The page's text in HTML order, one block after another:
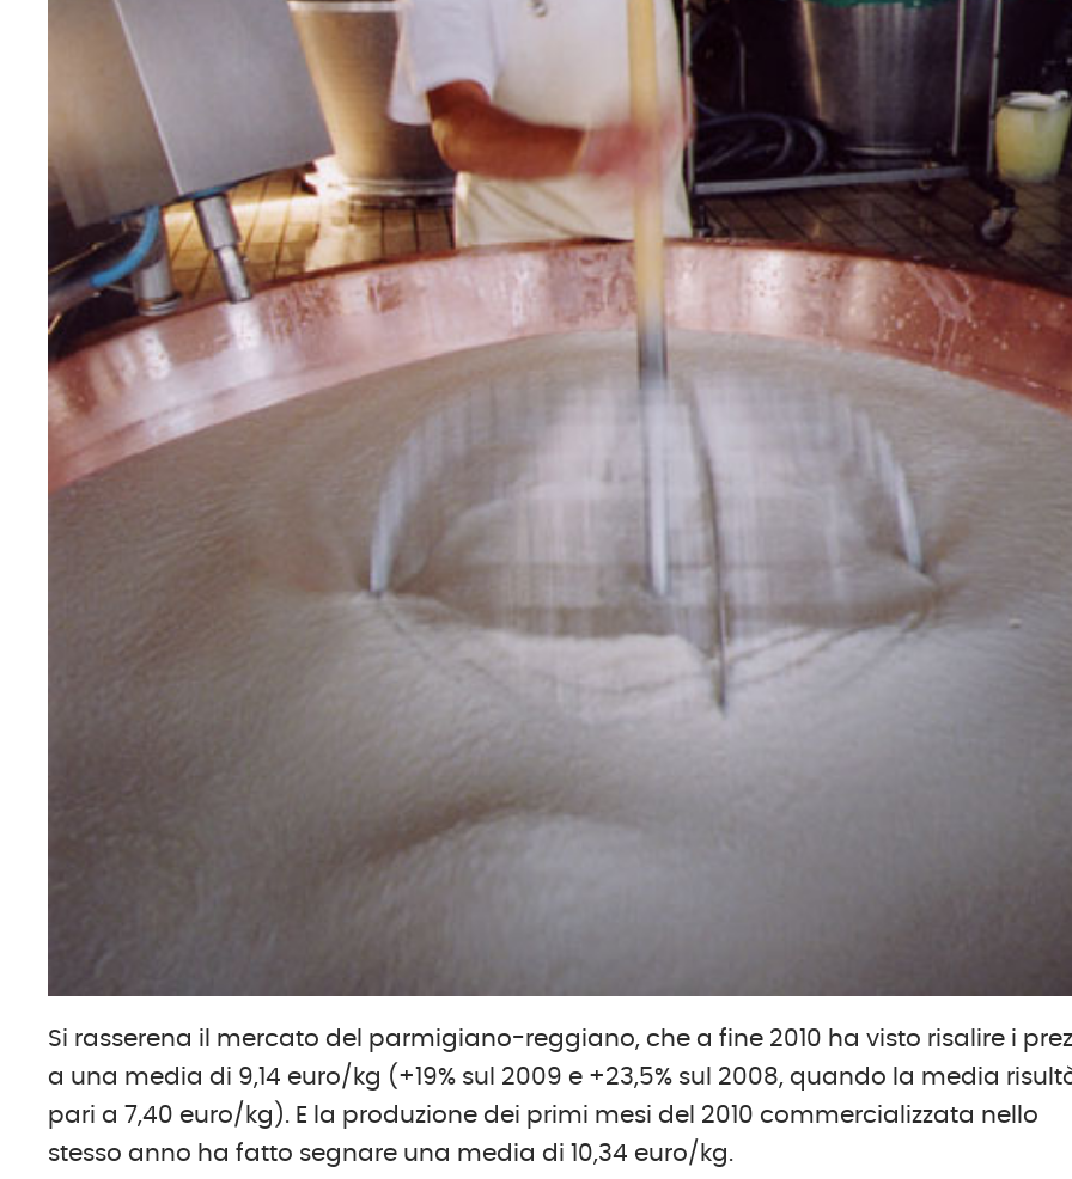
Si rasserena il mercato del parmigiano-reggiano, che a fine 2010 ha visto risalire i
a una media di 9,14 euro/kg (+19% sul 2009 e +23,5% sul 2008, quando la media
pari a 7,40 euro/kg). E la produzione dei primi mesi del 2010 commercializzata nello
stesso anno ha fatto segnare una media di 10,34 euro/kg.